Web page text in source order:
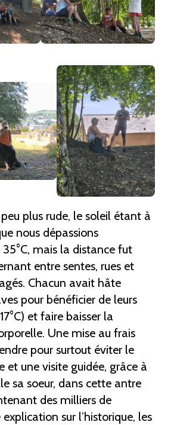
plus rude, le soleil étant à
nous dépassions
mais la distance fut
entre sentes, rues et
Chacun avait hâte
pour bénéficier de leurs
et faire baisser la
Une mise au frais
pour surtout éviter le
et une visite guidée, grâce à
sa soeur, dans cette antre
des milliers de
sur l’historique, les